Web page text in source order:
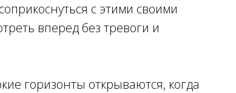
с этими своими
вперед без тревоги и
горизонты открываются, когда